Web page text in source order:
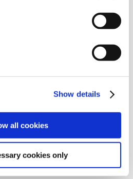
Show details
all cookies
cookies only
Facebook...